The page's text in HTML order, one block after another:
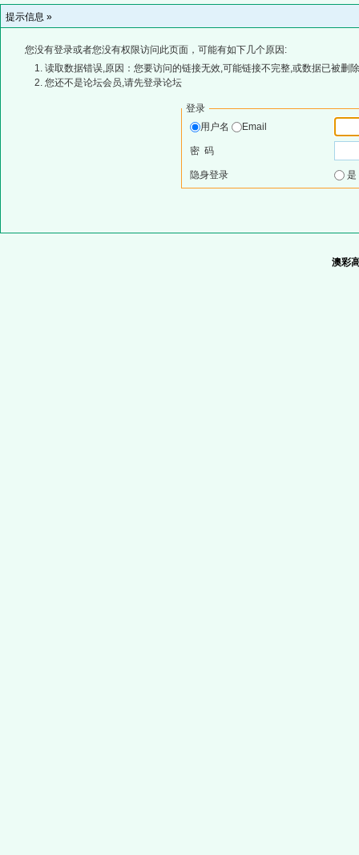
提示信息 »
您没有登录或者您没有权限访问此页面，可能有如下几个原因:
读取数据错误,原因：您要访问的链接无效,可能链接不完整,或数据已被删
您还不是论坛会员,请先登录论坛
登录
用户名
Email
密 码
隐身登录
澳彩